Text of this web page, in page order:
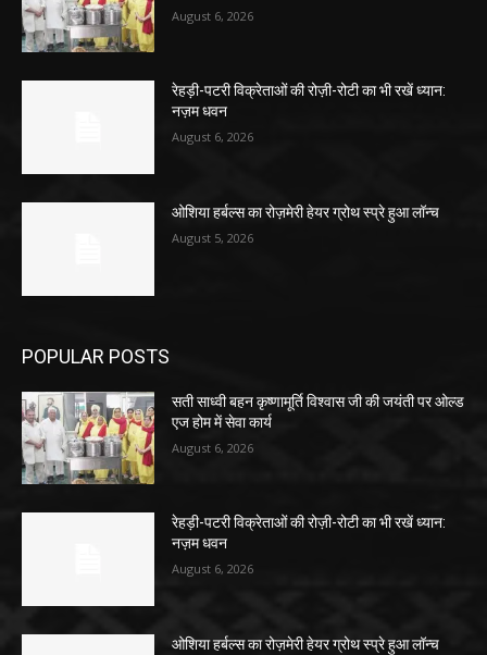
August 6, 2026
रेहड़ी-पटरी विक्रेताओं की रोज़ी-रोटी का भी रखें ध्यान:
नज़म धवन
August 6, 2026
ओशिया हर्बल्स का रोज़मेरी हेयर ग्रोथ स्प्रे हुआ लॉन्च
August 5, 2026
POPULAR POSTS
सती साध्वी बहन कृष्णामूर्ति विश्वास जी की जयंती पर ओल्ड
एज होम में सेवा कार्य
August 6, 2026
रेहड़ी-पटरी विक्रेताओं की रोज़ी-रोटी का भी रखें ध्यान:
नज़म धवन
August 6, 2026
ओशिया हर्बल्स का रोज़मेरी हेयर ग्रोथ स्प्रे हुआ लॉन्च